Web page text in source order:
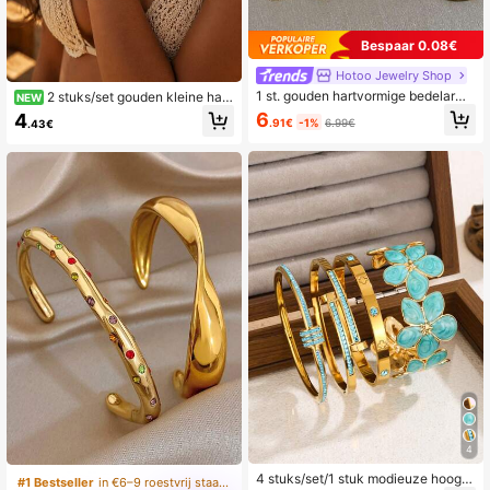
NEW 2 stuks/set gouden kleine hart
combinatie vingerarmband met krui
shanger, dameshandsieraden gesch
4.43€
#1 Bestseller in €6–9 roestvrij staal Vrouwen Armbanden
Bespaar 0.08€
Hotoo Jewelry Shop
1 st. gouden hartvormige bedelarmb
anden voor vrouwen tienermeisjes r
oestvrij staal koppel liefde vriendsc
aden cadeaus valentijnsdag
6.91€ -1% 6.99€
4
4 stuks/set/1 stuk modieuze hoogw